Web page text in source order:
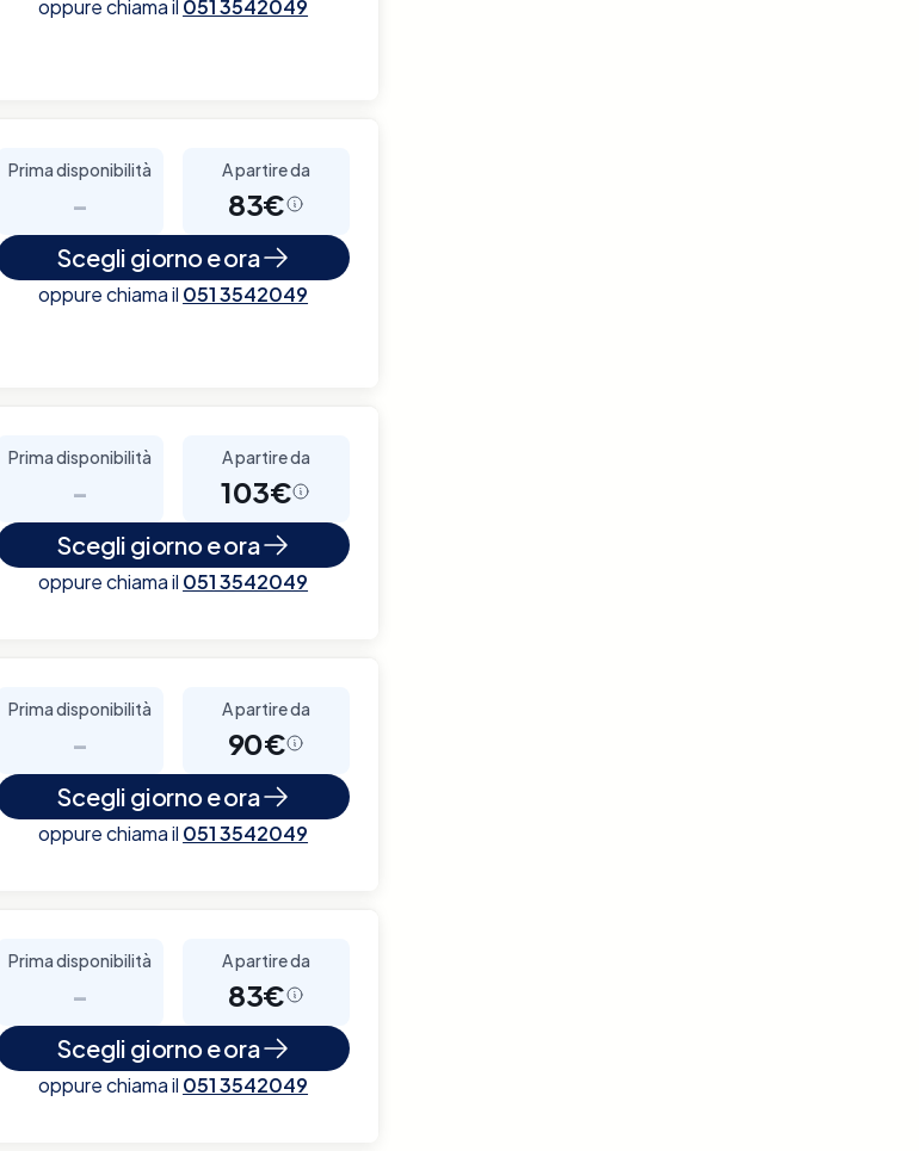
oppure chiama il 051 3542049
Prima disponibilità
-
A partire da
83€
Scegli giorno e ora
oppure chiama il 051 3542049
Prima disponibilità
-
A partire da
103€
Scegli giorno e ora
oppure chiama il 051 3542049
Prima disponibilità
-
A partire da
90€
Scegli giorno e ora
oppure chiama il 051 3542049
Prima disponibilità
-
A partire da
83€
Scegli giorno e ora
oppure chiama il 051 3542049